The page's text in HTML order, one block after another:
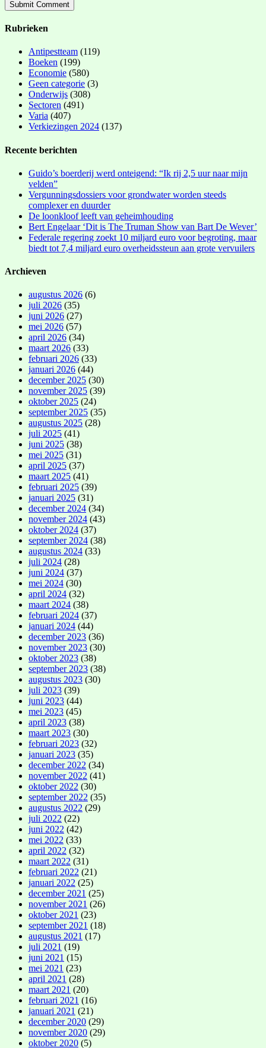
Rubrieken
Antipestteam (119)
Boeken (199)
Economie (580)
Geen categorie (3)
Onderwijs (308)
Sectoren (491)
Varia (407)
Verkiezingen 2024 (137)
Recente berichten
Guido’s boerderij werd onteigend: “Ik rij 2,5 uur naar mijn
velden”
Vergunningsdossiers voor grondwater worden steeds
complexer en duurder
De loonkloof leeft van geheimhouding
Bert Engelaar ‘Dit is The Truman Show van Bart De Wever’
Federale regering zoekt 10 miljard euro voor begroting, maar
biedt tot 7,4 miljard euro overheidssteun aan grote vervuilers
Archieven
augustus 2026 (6)
juli 2026 (35)
juni 2026 (27)
mei 2026 (57)
april 2026 (34)
maart 2026 (33)
februari 2026 (33)
januari 2026 (44)
december 2025 (30)
november 2025 (39)
oktober 2025 (24)
september 2025 (35)
augustus 2025 (28)
juli 2025 (41)
juni 2025 (38)
mei 2025 (31)
april 2025 (37)
maart 2025 (41)
februari 2025 (39)
januari 2025 (31)
december 2024 (34)
november 2024 (43)
oktober 2024 (37)
september 2024 (38)
augustus 2024 (33)
juli 2024 (28)
juni 2024 (37)
mei 2024 (30)
april 2024 (32)
maart 2024 (38)
februari 2024 (37)
januari 2024 (44)
december 2023 (36)
november 2023 (30)
oktober 2023 (38)
september 2023 (38)
augustus 2023 (30)
juli 2023 (39)
juni 2023 (44)
mei 2023 (45)
april 2023 (38)
maart 2023 (30)
februari 2023 (32)
januari 2023 (35)
december 2022 (34)
november 2022 (41)
oktober 2022 (30)
september 2022 (35)
augustus 2022 (29)
juli 2022 (22)
juni 2022 (42)
mei 2022 (33)
april 2022 (32)
maart 2022 (31)
februari 2022 (21)
januari 2022 (25)
december 2021 (25)
november 2021 (26)
oktober 2021 (23)
september 2021 (18)
augustus 2021 (17)
juli 2021 (19)
juni 2021 (15)
mei 2021 (23)
april 2021 (28)
maart 2021 (20)
februari 2021 (16)
januari 2021 (21)
december 2020 (29)
november 2020 (29)
oktober 2020 (5)